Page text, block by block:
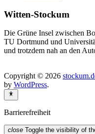
Witten-Stockum
Die Grüne Insel zwischen
TU Dortmund und
und trotzdem nah an den
Copyright © 2026
by WordPress.
Barrierefreiheit
close Toggle the visibility of